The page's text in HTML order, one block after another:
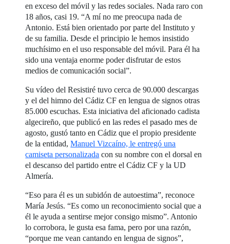
en exceso del móvil y las redes sociales. Nada raro con
18 años, casi 19. “A mí no me preocupa nada de
Antonio. Está bien orientado por parte del Instituto y
de su familia. Desde el principio le hemos insistido
muchísimo en el uso responsable del móvil. Para él ha
sido una ventaja enorme poder disfrutar de estos
medios de comunicación social”.
Su vídeo del Resistiré tuvo cerca de 90.000 descargas
y el del himno del Cádiz CF en lengua de signos otras
85.000 escuchas. Esta iniciativa del aficionado cadista
algecireño, que publicó en las redes el pasado mes de
agosto, gustó tanto en Cádiz que el propio presidente
de la entidad,Manuel Vizcaíno, le entregó una
camiseta personalizada con su nombre con el dorsal en
el descanso del partido entre el Cádiz CF y la UD
Almería.
“Eso para él es un subidón de autoestima”, reconoce
María Jesús. “Es como un reconocimiento social que a
él le ayuda a sentirse mejor consigo mismo”. Antonio
lo corrobora, le gusta esa fama, pero por una razón,
“porque me vean cantando en lengua de signos”,